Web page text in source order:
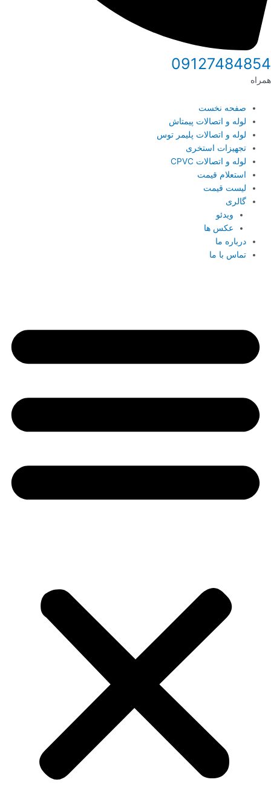
09127484854
همراه
صفحه نخست
لوله و اتصالات پیمتاش
لوله و اتصالات پلیمر توس
تجهیزات استخری
لوله و اتصالات CPVC
استعلام قیمت
لیست قیمت
گالری
ویدئو
عکس ها
درباره ما
تماس با ما